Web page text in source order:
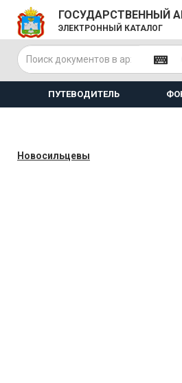
ГОСУДАРСТВЕННЫЙ
ЭЛЕКТРОННЫЙ КАТАЛОГ
ПУТЕВОДИТЕЛЬ
Новосильцевы